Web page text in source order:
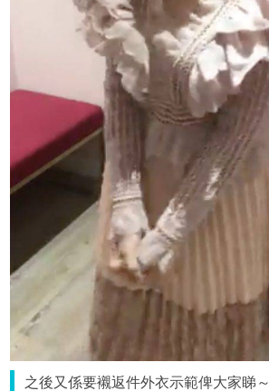
之後又係要襯返件外衣示範俾大家睇～